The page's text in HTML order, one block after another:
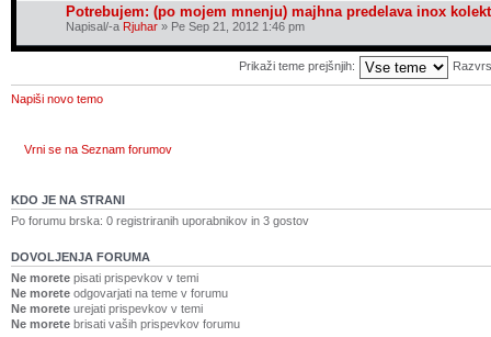
Potrebujem: (po mojem mnenju) majhna predelava inox
Napisal/-a Rjuhar » Pe Sep 21, 2012 1:46 pm
Prikaži teme prejšnjih:
Napiši novo temo
Vrni se na Seznam forumov
KDO JE NA STRANI
Po forumu brska: 0 registriranih uporabnikov in 3 gostov
DOVOLJENJA FORUMA
Ne morete pisati prispevkov v temi
Ne morete odgovarjati na teme v forumu
Ne morete urejati prispevkov v temi
Ne morete brisati vaših prispevkov forumu